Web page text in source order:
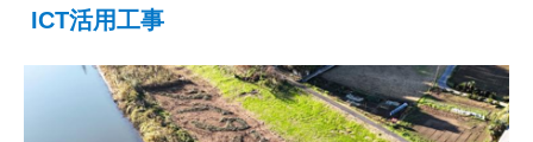
ICT活用工事